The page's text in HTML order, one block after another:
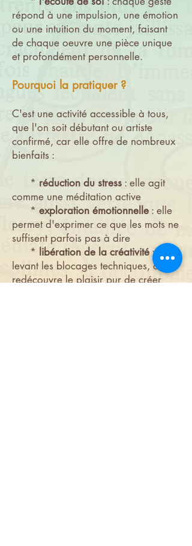
répond à une impulsion, une émotion
ou une intuition du moment, faisant
de chaque oeuvre une pièce unique
et profondément personnelle.
Pourquoi la pratiquer ?
C'est une activité accessible à tous,
que l'on soit débutant ou artiste
confirmé, car elle offre de nombreux
bienfaits :
* réduction du stress : elle agit
comme une méditation active
* exploration émotionnelle : elle
permet d'exprimer ce que les mots ne
suffisent parfois pas à dire
* libération de la créativité: en
levant les blocages techniques, on
redécouvre le plaisir pur de créer